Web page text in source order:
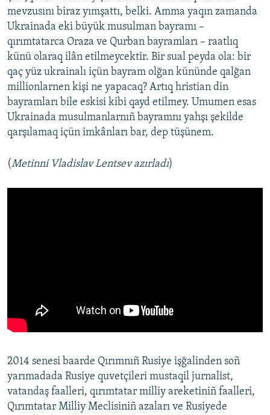
mevzusını biraz yımşattı, belki. Amma yaqın zamanda
Ukrainada eki büyük musulman bayramı –
qırımtatarca Oraza ve Qurban bayramları – raatlıq
künü olaraq ilân etilmeycektir. Bir sual peyda ola: bir
qaç yüz ukrainalı içün bayram olğan kününde qalğan
millionlarnen kişi ne yapacaq? Artıq hristian din
bayramları bile eskisi kibi qayd etilmey. Umumen esas
Ukrainada musulmanlarnıñ bayramnı yahşı şekilde
qarşılamaq içün imkânları bar, dep tüşünem.
(Metinni Vladislav Lentsev azırladı)
2014 senesi baarde Qırımnıñ Rusiye işğalinden soñ
yarımadada Rusiye quvetçileri mustaqil jurnalist,
vatandaş faalleri, qırımtatar milliy areketiniñ faalleri,
Qırımtatar Milliy Meclisiniñ azaları ve Rusiyede